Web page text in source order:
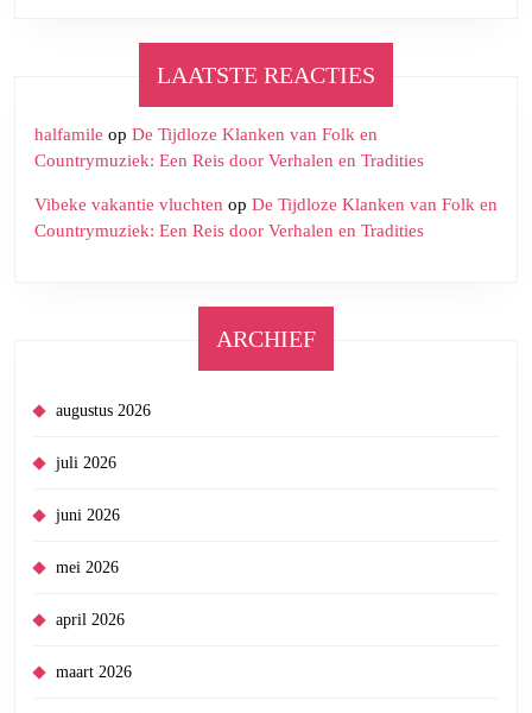
LAATSTE REACTIES
halfamile op De Tijdloze Klanken van Folk en
Countrymuziek: Een Reis door Verhalen en Tradities
Vibeke vakantie vluchten op De Tijdloze Klanken van Folk en
Countrymuziek: Een Reis door Verhalen en Tradities
ARCHIEF
augustus 2026
juli 2026
juni 2026
mei 2026
april 2026
maart 2026